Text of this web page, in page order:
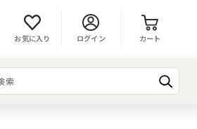
ログイン
お気に入り カート